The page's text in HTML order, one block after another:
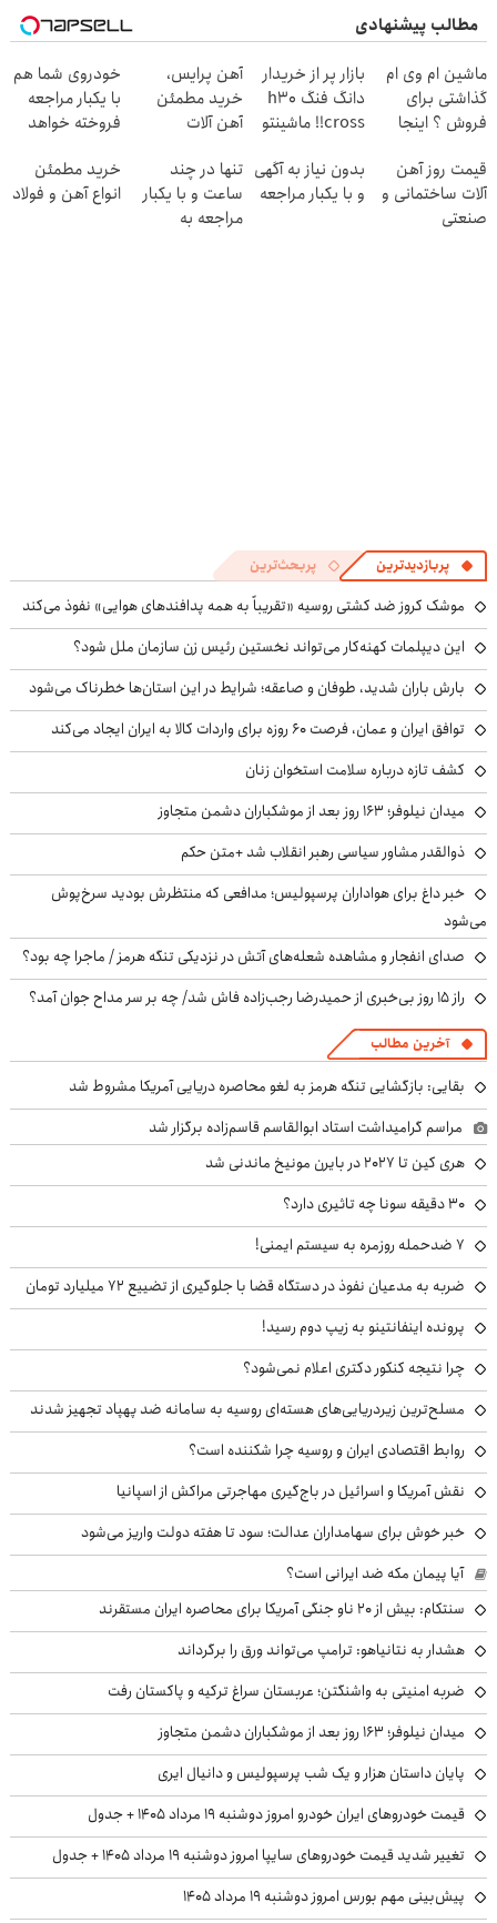
مطالب پیشنهادی
ماشین ام وی ام
گذاشتی برای
فروش ؟ اینجا
بفروش
بازار پر از خریدار
دانگ فنگ h30
cross!! ماشینتو
آهن پرایس،
خرید مطمئن
آهن آلات
خودروی شما هم
با یکبار مراجعه
فروخته خواهد
قیمت روز آهن
آلات ساختمانی و
صنعتی
بدون نیاز به آگهی
و با یکبار مراجعه
تنها در چند
ساعت و با یکبار
مراجعه به
خرید مطمئن
انواع آهن و فولاد
پربازدیدترین پربحث‌ترین
موشک کروز ضد کشتی روسیه «تقریباً به همه پدافندهای هوایی» نفوذ می‌کند
این دیپلمات کهنه‌کار می‌تواند نخستین رئیس زن سازمان ملل شود؟
بارش باران شدید، طوفان و صاعقه؛ شرایط در این استان‌ها خطرناک می‌شود
توافق ایران و عمان، فرصت ۶۰ روزه برای واردات کالا به ایران ایجاد می‌کند
کشف تازه درباره سلامت استخوان زنان
میدان نیلوفر؛ ۱۶۳ روز بعد از موشکباران دشمن متجاوز
ذوالقدر مشاور سیاسی رهبر انقلاب شد +متن حکم
خبر داغ برای هواداران پرسپولیس؛ مدافعی که منتظرش بودید سرخ‌پوش
می‌شود
صدای انفجار و مشاهده شعله‌های آتش در نزدیکی تنگه هرمز / ماجرا چه بود؟
راز ۱۵ روز بی‌خبری از حمیدرضا رجب‌زاده فاش شد/ چه بر سر مداح جوان آمد؟
آخرین مطالب
بقایی: بازگشایی تنگه هرمز به لغو محاصره دریایی آمریکا مشروط شد
مراسم گرامیداشت استاد ابوالقاسم قاسم‌زاده برگزار شد
هری کین تا ۲۰۲۷ در بایرن مونیخ ماندنی شد
۳۰ دقیقه سونا چه تاثیری دارد؟
۷ ضدحمله روزمره به سیستم ایمنی!
ضربه به مدعیان نفوذ در دستگاه قضا با جلوگیری از تضییع ۷۲ میلیارد تومان
پرونده اینفانتینو به زیپ دوم رسید!
چرا نتیجه کنکور دکتری اعلام نمی‌شود؟
مسلح‌ترین زیردریایی‌های هسته‌ای روسیه به سامانه ضد پهپاد تجهیز شدند
روابط اقتصادی ایران و روسیه چرا شکننده است؟
نقش آمریکا و اسرائیل در باج‌گیری مهاجرتی مراکش از اسپانیا
خبر خوش برای سهامداران عدالت؛ سود تا هفته دولت واریز می‌شود
آیا پیمان مکه ضد ایرانی است؟
سنتکام: بیش از ۲۰ ناو جنگی آمریکا برای محاصره ایران مستقرند
هشدار به نتانیاهو: ترامپ می‌تواند ورق را برگرداند
ضربه امنیتی به واشنگتن؛ عربستان سراغ ترکیه و پاکستان رفت
میدان نیلوفر؛ ۱۶۳ روز بعد از موشکباران دشمن متجاوز
پایان داستان هزار و یک شب پرسپولیس و دانیال ایری
قیمت خودروهای ایران خودرو امروز دوشنبه ۱۹ مرداد ۱۴۰۵ + جدول
تغییر شدید قیمت خودروهای سایپا امروز دوشنبه ۱۹ مرداد ۱۴۰۵ + جدول
پیش‌بینی مهم بورس امروز دوشنبه ۱۹ مرداد ۱۴۰۵